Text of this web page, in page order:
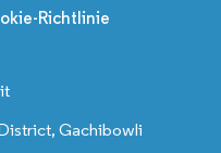
Richtlinie
Gachibowli